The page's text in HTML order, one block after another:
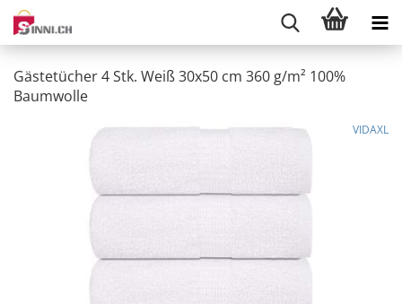
Gästetücher 4 Stk. Weiß 30x50 cm 360 g/m² 100%
Baumwolle
VIDAXL